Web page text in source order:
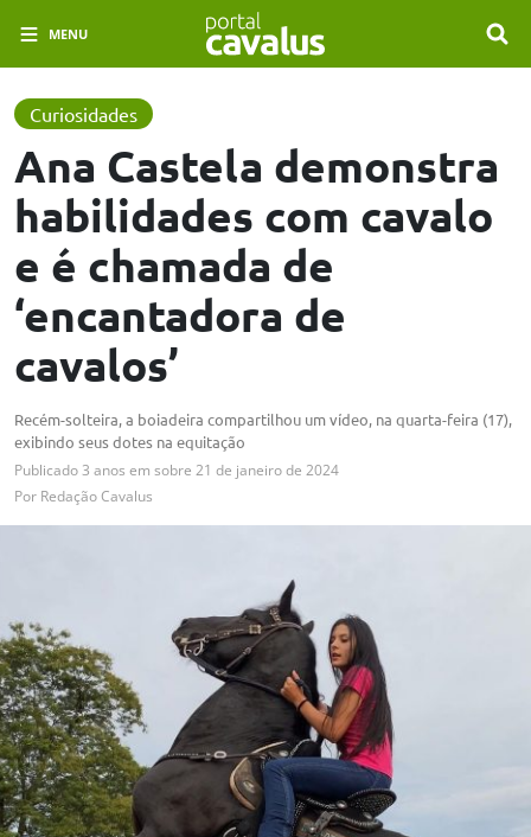
MENU
Curiosidades
Ana Castela demonstra
habilidades com cavalo
e é chamada de
‘encantadora de
cavalos’
Recém-solteira, a boiadeira compartilhou um vídeo, na quarta-feira (17),
exibindo seus dotes na equitação
Publicado3 anos em sobre 21 de janeiro de 2024
Por Redação Cavalus